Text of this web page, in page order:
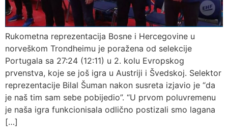
Rukometna reprezentacija Bosne i Hercegovine u
norveškom Trondheimu je poražena od selekcije
Portugala sa 27:24 (12:11) u 2. kolu Evropskog
prvenstva, koje se još igra u Austriji i Švedskoj. Selektor
reprezentacije Bilal Šuman nakon susreta izjavio je “da
je naš tim sam sebe pobijedio”. “U prvom poluvremenu
je naša igra funkcionisala odlično postizali smo lagana
[…]